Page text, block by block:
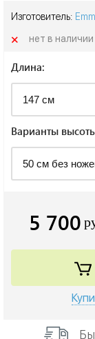
Изготовитель:
+ нет в наличии
Длина:
Варианты
5 700